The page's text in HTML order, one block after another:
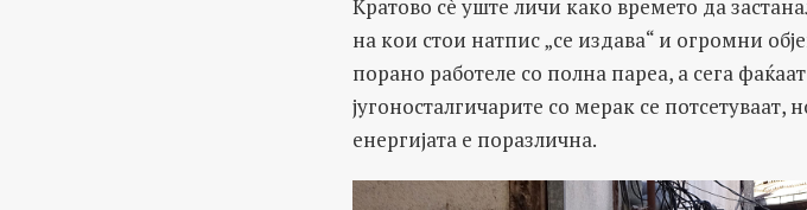
Кратово сè уште личи како времето да
на кои стои натпис „се издава“ и огромни
порано работеле со полна пареа, а сега
југоносталгичарите со мерак се
енергијата е поразлична.